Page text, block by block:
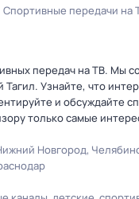
Спортивные передачи на
передач на ТВ. Мы
Узнайте, что
и обсуждайте
только самые
Новгород